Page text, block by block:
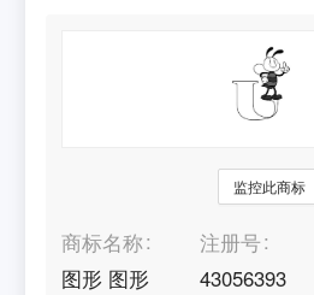
监控此商标
商标名称
图形 图形
注册号
43056393